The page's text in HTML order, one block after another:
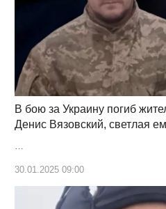
В бою за Украину погиб
Денис Вязовский, светлая
…
30.01.2025 09:00